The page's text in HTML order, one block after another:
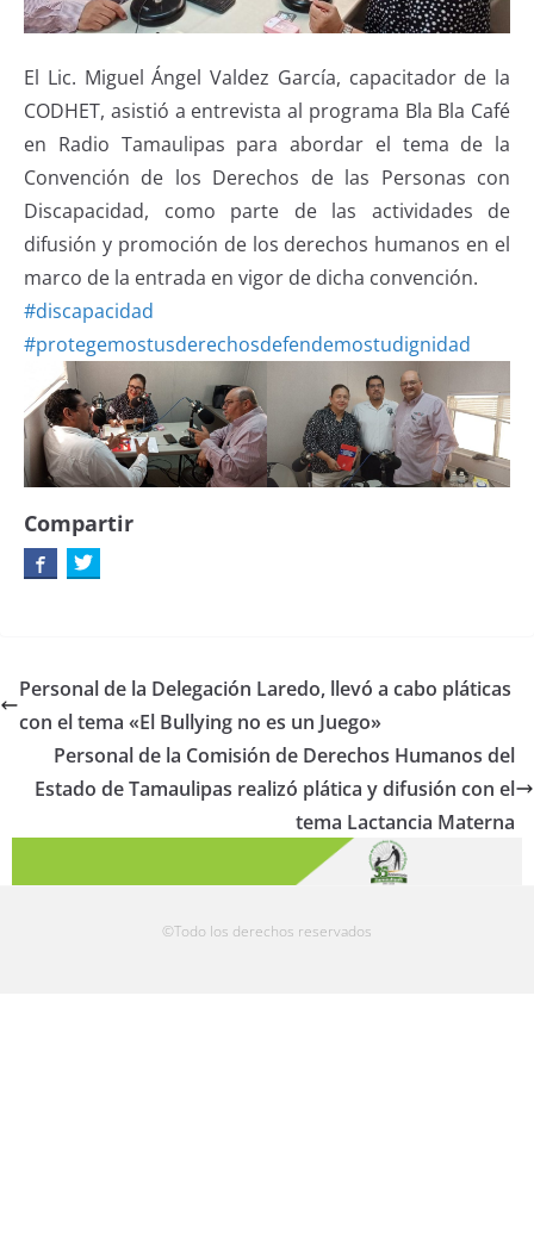
El Lic. Miguel Ángel Valdez García, capacitador de la
CODHET, asistió a entrevista al programa Bla Bla Café
en Radio Tamaulipas para abordar el tema de la
Convención de los Derechos de las Personas con
Discapacidad, como parte de las actividades de
difusión y promoción de los derechos humanos en el
marco de la entrada en vigor de dicha convención.
#discapacidad
#protegemostusderechosdefendemostudignidad
Compartir
Personal de la Delegación Laredo, llevó a cabo pláticas
con el tema «El Bullying no es un Juego»
Personal de la Comisión de Derechos Humanos del
Estado de Tamaulipas realizó plática y difusión con el
tema Lactancia Materna
©Todo los derechos reservados